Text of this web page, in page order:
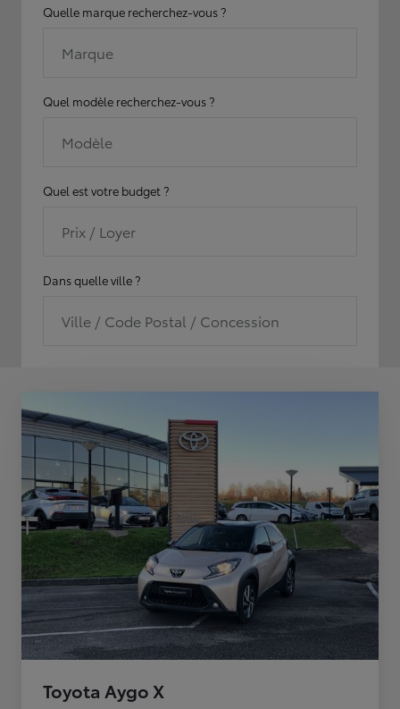
Quelle marque recherchez-vous ?
Marque
Quel modèle recherchez-vous ?
Modèle
Quel est votre budget ?
Prix / Loyer
Dans quelle ville ?
Ville / Code Postal / Concession
Toyota Aygo X